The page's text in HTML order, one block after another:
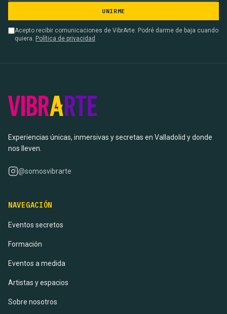
UNIRME
Acepto recibir comunicaciones de VibrArte. Podré darme de baja cuando
quiera. Política de privacidad
Experiencias únicas, inmersivas y secretas en Valladolid y donde
nos lleven.
@somosvibrarte
NAVEGACIÓN
Eventos secretos
Formación
Eventos a medida
Artistas y espacios
Sobre nosotros